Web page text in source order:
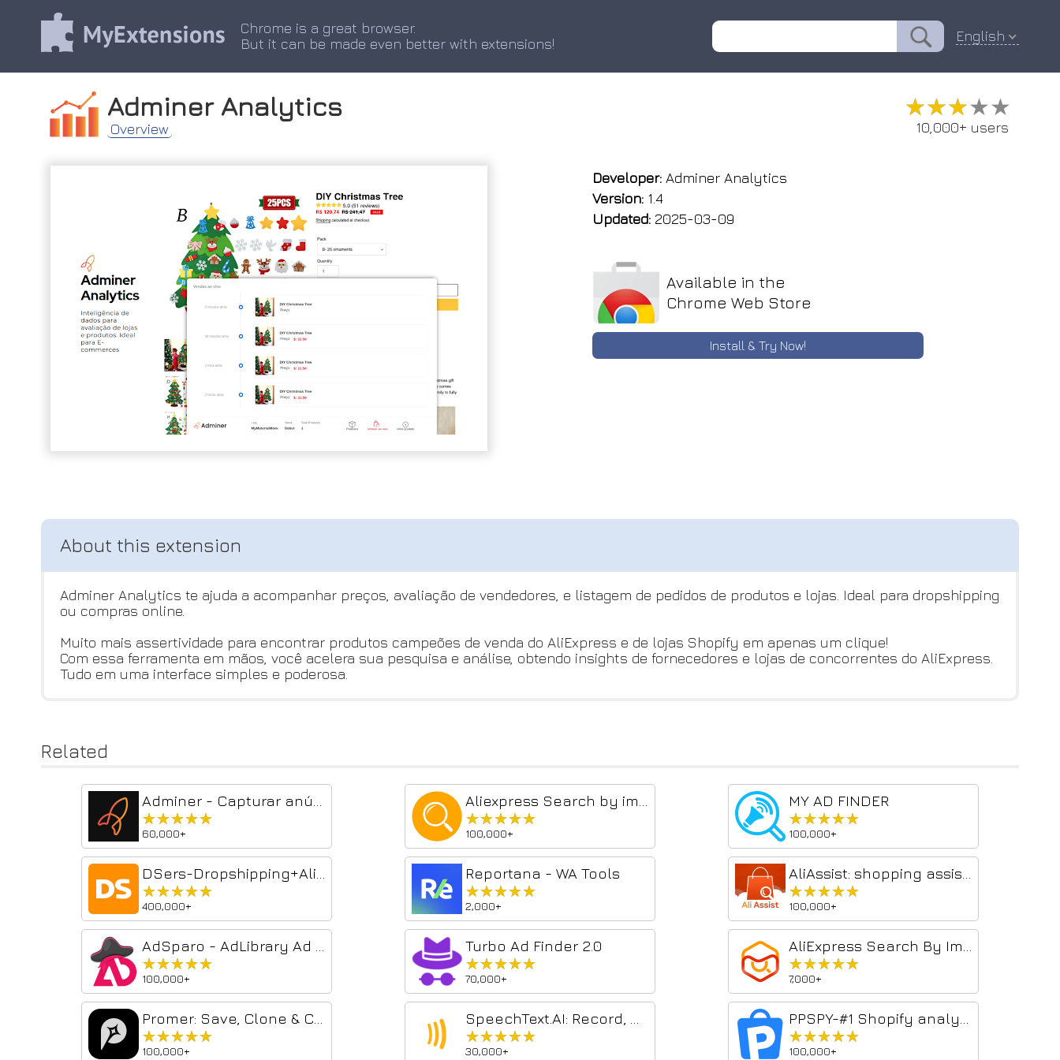
Chrome is a great browser.
But it can be made even better with extensions!
English
Adminer Analytics
Overview
★★★★★
★★★★★
10,000+ users
Developer: Adminer Analytics
Version: 1.4
Updated: 2025-03-09
Available in the
Chrome Web Store
Install & Try Now!
Adminer Analytics te ajuda a acompanhar preços, avaliação de vendedores, e listagem de pedidos de produtos e lojas. Ideal para dropshipping
ou compras online.
Muito mais assertividade para encontrar produtos campeões de venda do AliExpress e de lojas Shopify em apenas um clique!
Com essa ferramenta em mãos, você acelera sua pesquisa e análise, obtendo insights de fornecedores e lojas de concorrentes do AliExpress.
Tudo em uma interface simples e poderosa.
Related
★★★★★
★★★★★
60,000+
★★★★★
★★★★★
100,000+
MY AD FINDER
★★★★★
★★★★★
100,000+
★★★★★
★★★★★
400,000+
Reportana - WA Tools
★★★★★
★★★★★
2,000+
★★★★★
★★★★★
100,000+
★★★★★
★★★★★
100,000+
Turbo Ad Finder 2.0
★★★★★
★★★★★
70,000+
★★★★★
★★★★★
7,000+
★★★★★
★★★★★
100,000+
★★★★★
★★★★★
30,000+
★★★★★
★★★★★
100,000+